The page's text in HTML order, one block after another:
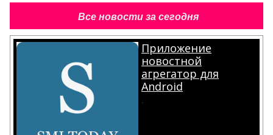
Все новости за сегодня
Приложение
новостной
агрегатор для
Android
.